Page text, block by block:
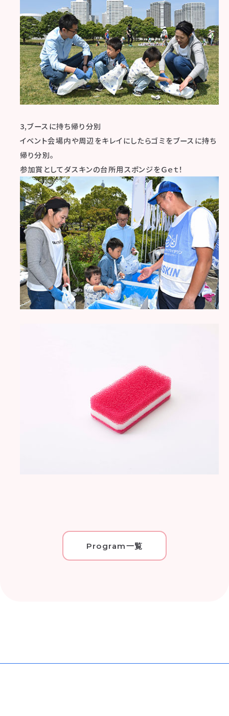
3,ブースに持ち帰り分別
イベント会場内や周辺をキレイにしたらゴミをブースに持ち
帰り分別。
参加賞としてダスキンの台所用スポンジをＧｅｔ！
Program一覧